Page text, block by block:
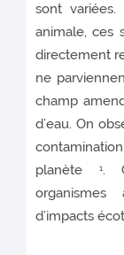
sont
animale, ces
directement
ne
champ
d’eau. On
planète
1.
organismes
d’impacts